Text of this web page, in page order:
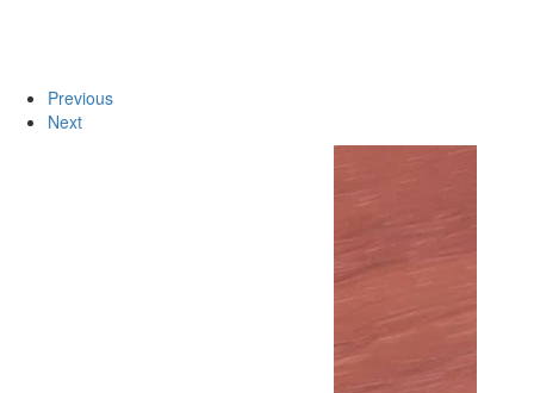
Previous
Next